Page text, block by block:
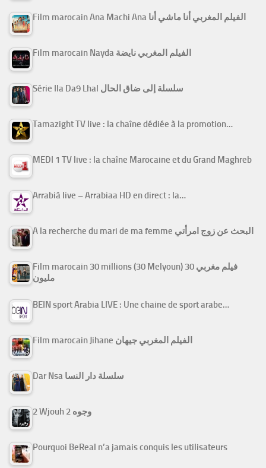
Film marocain Ana Machi Ana الفيلم المغربي أنا ماشي أنا
Film marocain Nayda الفيلم المغربي نايضة
Série Ila Da9 Lhal سلسلة إلى ضاق الحال
Tamazight TV live : la chaîne dédiée à la promotion…
MEDI 1 TV live : la chaîne Marocaine et du Grand Maghreb
Arrabiâ live – Arrabiaa HD en direct : la…
A la recherche du mari de ma femme البحث عن زوج امرأتي
Film marocain 30 millions (30 Melyoun) فيلم مغربي 30
مليون
BEIN sport Arabia LIVE : Une chaine de sport arabe…
Film marocain Jihane الفيلم المغربي جيهان
Dar Nsa سلسلة دار النسا
2 Wjouh 2 وجوه
Pourquoi BeReal n’a jamais conquis les utilisateurs